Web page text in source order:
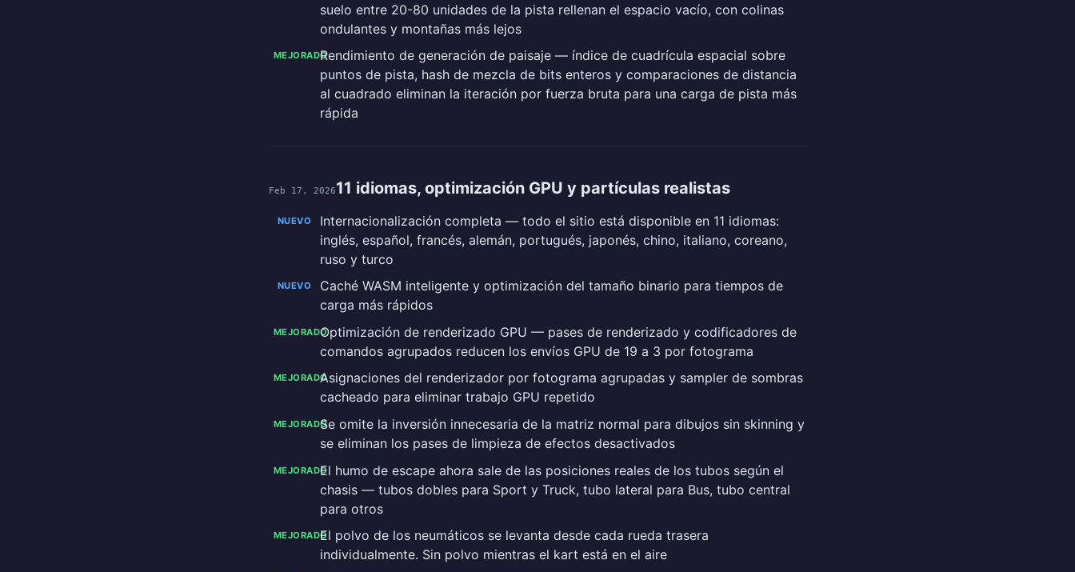
suelo entre 20-80 unidades de la pista rellenan el espacio vacío, con colinas
ondulantes y montañas más lejos
MEJORADORendimiento de generación de paisaje — índice de cuadrícula espacial sobre
puntos de pista, hash de mezcla de bits enteros y comparaciones de distancia
al cuadrado eliminan la iteración por fuerza bruta para una carga de pista más
rápida
Feb 17, 202611 idiomas, optimización GPU y partículas realistas
NUEVO
Internacionalización completa — todo el sitio está disponible en 11 idiomas:
inglés, español, francés, alemán, portugués, japonés, chino, italiano, coreano,
ruso y turco
NUEVO
Caché WASM inteligente y optimización del tamaño binario para tiempos de
carga más rápidos
MEJORADOOptimización de renderizado GPU — pases de renderizado y codificadores de
comandos agrupados reducen los envíos GPU de 19 a 3 por fotograma
MEJORADOAsignaciones del renderizador por fotograma agrupadas y sampler de sombras
cacheado para eliminar trabajo GPU repetido
MEJORADOSe omite la inversión innecesaria de la matriz normal para dibujos sin skinning y
se eliminan los pases de limpieza de efectos desactivados
MEJORADOEl humo de escape ahora sale de las posiciones reales de los tubos según el
chasis — tubos dobles para Sport y Truck, tubo lateral para Bus, tubo central
para otros
MEJORADOEl polvo de los neumáticos se levanta desde cada rueda trasera
individualmente. Sin polvo mientras el kart está en el aire